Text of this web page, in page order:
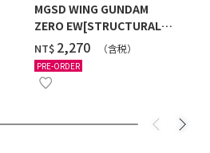
MGSD WING GUNDAM
ZERO EW[STRUCTURAL
COATING/BLACK] [2026年
12月發送]
NT$ ‌2,270 （含税）
PRE-ORDER